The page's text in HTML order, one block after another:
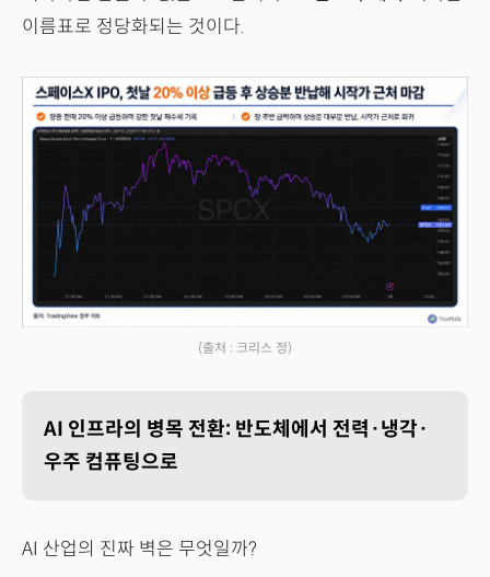
이름표로 정당화되는 것이다.
(출처 : 크리스 정)
AI 인프라의 병목 전환: 반도체에서 전력·냉각·
우주 컴퓨팅으로
AI 산업의 진짜 벽은 무엇일까?